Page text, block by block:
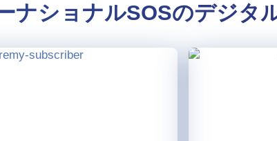
ナショナルSOSのデジタ